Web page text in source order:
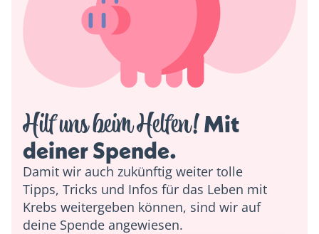
Hilf uns beim Helfen! Mit
deiner Spende.
Damit wir auch zukünftig weiter tolle
Tipps, Tricks und Infos für das Leben mit
Krebs weitergeben können, sind wir auf
deine Spende angewiesen.